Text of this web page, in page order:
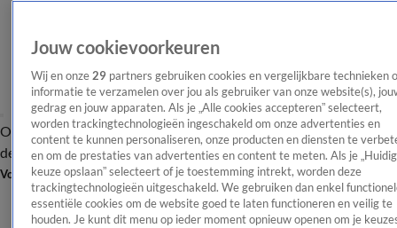
OverzichtAfleveringen Entertainment TV Algemeen
Tip
de redactieNieuwsbrief
Volg Shownieuws
Jouw cookievoorkeuren
Wij en onze 29 partners gebruiken cookies en vergelijkbare technieken
informatie te verzamelen over jou als gebruiker van onze website(s),
gedrag en jouw apparaten. Als je „Alle cookies accepteren” selecteert,
worden trackingtechnologieën ingeschakeld om onze advertenties en
content te kunnen personaliseren, onze producten en diensten te
en om de prestaties van advertenties en content te meten. Als je
keuze opslaan” selecteert of je toestemming intrekt, worden deze
trackingtechnologieën uitgeschakeld. We gebruiken dan enkel
essentiële cookies om de website goed te laten functioneren en veilig te
houden. Je kunt dit menu op ieder moment opnieuw openen om je